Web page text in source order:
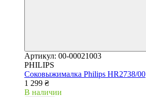
Артикул: 00-00021003
PHILIPS
Соковыжималка Philips HR2738/00
1 299 ₴
В наличии